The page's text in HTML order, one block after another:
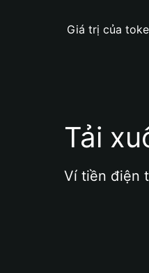
Giá trị của
Tải
Ví tiền điện